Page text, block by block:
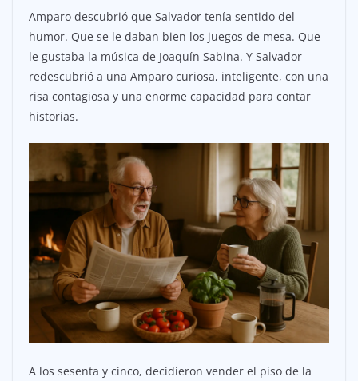
Amparo descubrió que Salvador tenía sentido del
humor. Que se le daban bien los juegos de mesa. Que
le gustaba la música de Joaquín Sabina. Y Salvador
redescubrió a una Amparo curiosa, inteligente, con una
risa contagiosa y una enorme capacidad para contar
historias.
A los sesenta y cinco, decidieron vender el piso de la